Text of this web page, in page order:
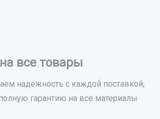
все товары
надежность с каждой поставкой,
гарантию на все материалы